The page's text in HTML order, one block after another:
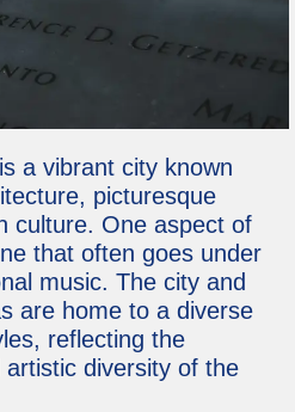
a vibrant city known
picturesque
culture. One aspect of
that often goes under
music. The city and
are home to a diverse
reflecting the
diversity of the